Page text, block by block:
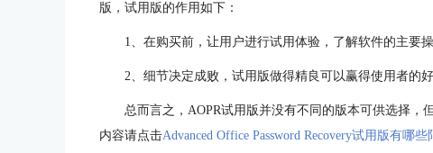
版，试用版的作用如下：
1、在购买前，让用户进行试用体验，了解软件的主要
2、细节决定成败，试用版做得精良可以赢得使用者的
总而言之，AOPR试用版并没有不同的版本可供选择，
内容请点击Advanced Office Password Recovery试用版有哪些